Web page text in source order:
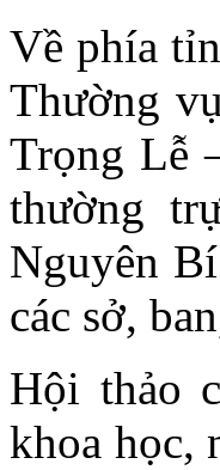
Về phía
Thường
Trọng Lễ
thường
Nguyên
các sở,
Hội thảo
khoa học,